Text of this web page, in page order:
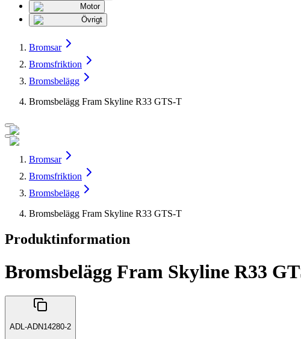
Motor
Övrigt
Bromsar
Bromsfriktion
Bromsbelägg
Bromsbelägg Fram Skyline R33 GTS-T
Bromsar
Bromsfriktion
Bromsbelägg
Bromsbelägg Fram Skyline R33 GTS-T
Produktinformation
Bromsbelägg Fram Skyline R33
ADL-ADN14280-2